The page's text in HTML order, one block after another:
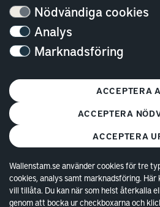
Nödvändiga cookies
Analys
Marknadsföring
ACCEPTERA
ACCEPTERA
ACCEPTERA
Wallenstam.se använder cookies för tre
cookies, analys samt marknadsföring. Här
vill tillåta. Du kan när som helst återkalla
genom att bocka ur checkboxarna och
Kundservice
Stockholm
© Copyright 2026 Wallenstam
Behandling av